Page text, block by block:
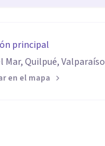
principal
Mar, Quilpué, Valparaíso
en el mapa